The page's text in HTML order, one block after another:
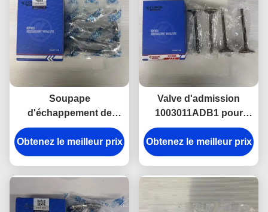
Soupape
d'échappement de
qualité d'exportation
1003012BB pour ISUZU
NKR & 600P, approuvée
secondaire.
Obtenez le meilleur prix
Valve d'admission
1003011ADB1 pour
ISUZU NKR, adaptation
de précision et longue
durée de vie
Obtenez le meilleur prix